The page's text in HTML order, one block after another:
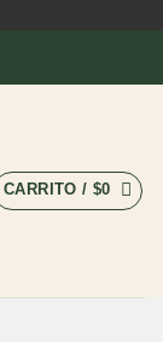
CARRITO / $0